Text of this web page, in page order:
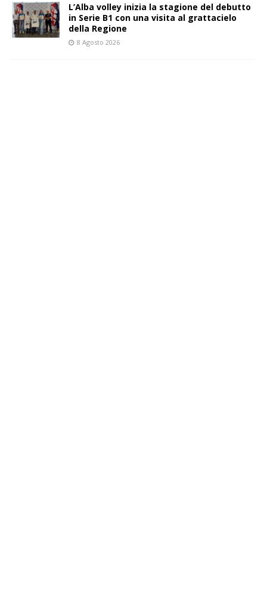
L’Alba volley inizia la stagione del debutto
in Serie B1 con una visita al grattacielo
della Regione
8 Agosto 2026